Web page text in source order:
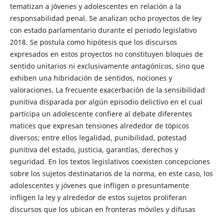
tematizan a jóvenes y adolescentes en relación a la
responsabilidad penal. Se analizan ocho proyectos de ley
con estado parlamentario durante el periodo legislativo
2018. Se postula como hipótesis que los discursos
expresados en estos proyectos no constituyen bloques de
sentido unitarios ni exclusivamente antagónicos, sino que
exhiben una hibridación de sentidos, nociones y
valoraciones. La frecuente exacerbación de la sensibilidad
punitiva disparada por algún episodio delictivo en el cual
participa un adolescente confiere al debate diferentes
matices que expresan tensiones alrededor de tópicos
diversos; entre ellos legalidad, punibilidad, potestad
punitiva del estado, justicia, garantías, derechos y
seguridad. En los textos legislativos coexisten concepciones
sobre los sujetos destinatarios de la norma, en este caso, los
adolescentes y jóvenes que infligen o presuntamente
infligen la ley y alrededor de estos sujetos proliferan
discursos que los ubican en fronteras móviles y difusas